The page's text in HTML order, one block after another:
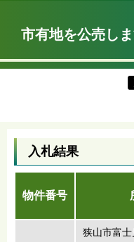
か
市有地を公売し
入札結果
物件番号
狭山市富